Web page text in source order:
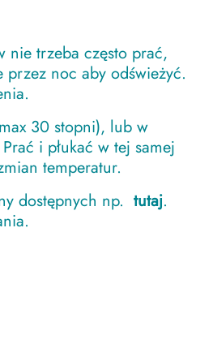
nie trzeba często prać,
noc aby odświeżyć.
30 stopni), lub w
i płukać w tej samej
temperatur.
dostępnych np. tutaj.